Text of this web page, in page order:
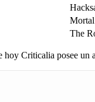
The
hoy Criticalia posee un